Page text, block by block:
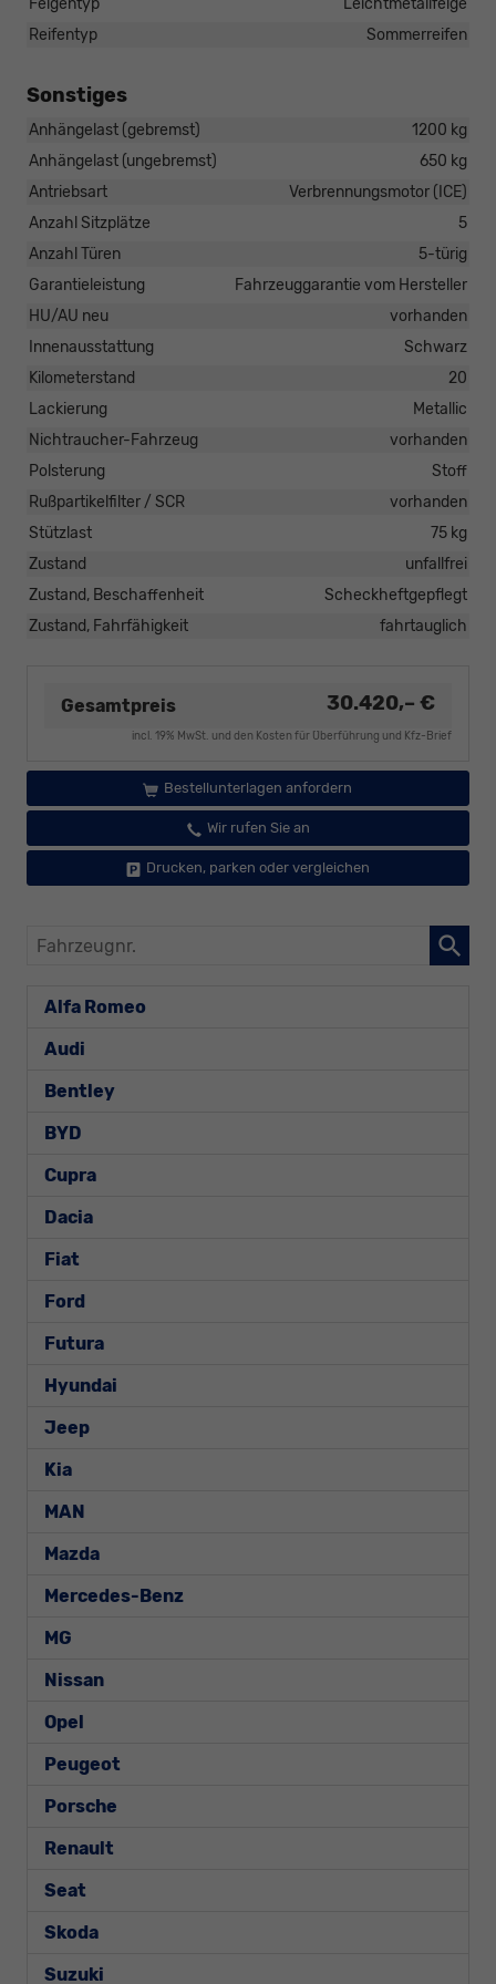
Felgentyp
Leichtmetallfelge
Reifentyp
Sommerreifen
Sonstiges
Anhängelast (gebremst)
1200 kg
Anhängelast (ungebremst)
650 kg
Antriebsart
Verbrennungsmotor (ICE)
Anzahl Sitzplätze
5
Anzahl Türen
5-türig
Garantieleistung
Fahrzeuggarantie vom Hersteller
HU/AU neu
vorhanden
Innenausstattung
Schwarz
Kilometerstand
20
Lackierung
Metallic
Nichtraucher-Fahrzeug
vorhanden
Polsterung
Stoff
Rußpartikelfilter / SCR
vorhanden
Stützlast
75 kg
Zustand
unfallfrei
Zustand, Beschaffenheit
Scheckheftgepflegt
Zustand, Fahrfähigkeit
fahrtauglich
Gesamtpreis 30.420,– €
incl. 19% MwSt. und den Kosten für Überführung und Kfz-Brief
Bestellunterlagen anfordern
Wir rufen Sie an
Drucken, parken oder vergleichen
Fahrzeugnr.
Alfa Romeo
Audi
Bentley
BYD
Cupra
Dacia
Fiat
Ford
Futura
Hyundai
Jeep
Kia
MAN
Mazda
Mercedes-Benz
MG
Nissan
Opel
Peugeot
Porsche
Renault
Seat
Skoda
Suzuki